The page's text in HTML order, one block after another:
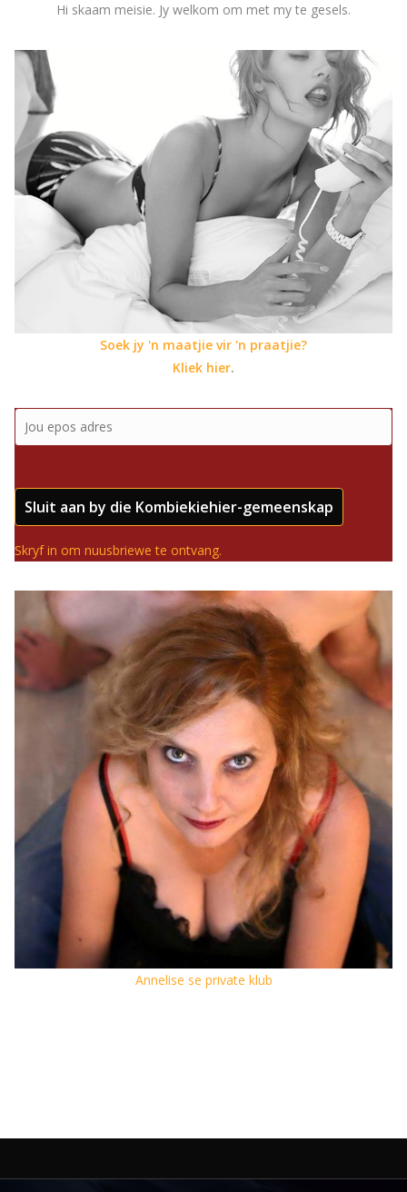
Hi skaam meisie. Jy welkom om met my te gesels.
Soek jy 'n maatjie vir 'n praatjie?
Kliek hier.
Sluit aan by die Kombiekiehier-gemeenskap
Skryf in om nuusbriewe te ontvang.
Annelise se private klub